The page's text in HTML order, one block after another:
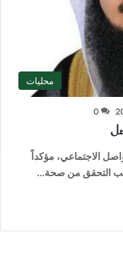
محليات
0
الاجتماعي، مؤكداً
يجب التحقق من صحة…